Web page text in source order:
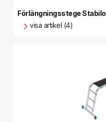
Förlängningsstege Stabilo
visa artikel (4)